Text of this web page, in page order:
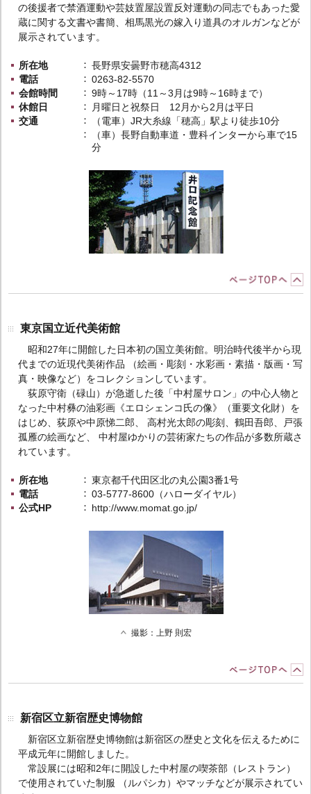
の後援者で禁酒運動や芸妓置屋設置反対運動の同志でもあった愛
蔵に関する文書や書簡、相馬黒光の嫁入り道具のオルガンなどが
展示されています。
所在地
長野県安曇野市穂高4312
電話
0263-82-5570
会館時間
9時～17時（11～3月は9時～16時まで）
休館日
月曜日と祝祭日 12月から2月は平日
交通
（電車）JR大糸線「穂高」駅より徒歩10分
（車）長野自動車道・豊科インターから車で15
分
東京国立近代美術館
昭和27年に開館した日本初の国立美術館。明治時代後半から現
代までの近現代美術作品 （絵画・彫刻・水彩画・素描・版画・写
真・映像など）をコレクションしています。
荻原守衛（碌山）が急逝した後「中村屋サロン」の中心人物と
なった中村彝の油彩画《エロシェンコ氏の像》（重要文化財）を
はじめ、荻原や中原悌二郎、 高村光太郎の彫刻、鶴田吾郎、戸張
孤雁の絵画など、 中村屋ゆかりの芸術家たちの作品が多数所蔵さ
れています。
所在地
東京都千代田区北の丸公園3番1号
電話
03-5777-8600（ハローダイヤル）
公式HP
http://www.momat.go.jp/
撮影：上野 則宏
新宿区立新宿歴史博物館
新宿区立新宿歴史博物館は新宿区の歴史と文化を伝えるために
平成元年に開館しました。
常設展には昭和2年に開設した中村屋の喫茶部（レストラン）
で使用されていた制服 （ルパシカ）やマッチなどが展示されてい